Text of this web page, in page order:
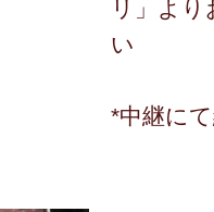
リ」よ
い
*中継に